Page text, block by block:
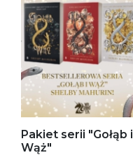
Pakiet serii "Gołąb i
Wąż"